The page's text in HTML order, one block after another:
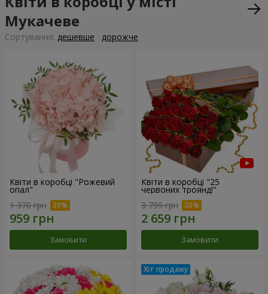
Мукачеве
Сортування: дешевше дорожче
Квіти в коробці "Рожевий
опал"
1 370 грн
Замовити
Квіти в коробці "25
червоних троянд!"
3 799 грн
Замовити